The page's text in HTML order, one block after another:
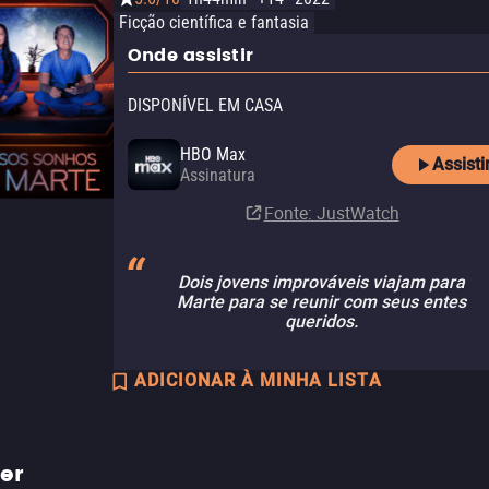
Ficção científica e fantasia
Onde assistir
DISPONÍVEL EM CASA
HBO Max
Assinatura
Fonte: JustWatch
Dois jovens improváveis viajam para
Marte para se reunir com seus entes
queridos.
ADICIONAR À MINHA LISTA